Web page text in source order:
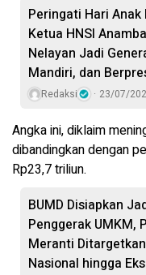
Peringati Hari Anak
Ketua HNSI
Nelayan Jadi
Mandiri, dan
Redaksi 23/07/
Angka ini, diklaim
dibandingkan dengan
Rp23,7 triliun.
BUMD Disiapkan
Penggerak UMKM,
Meranti
Nasional hingga